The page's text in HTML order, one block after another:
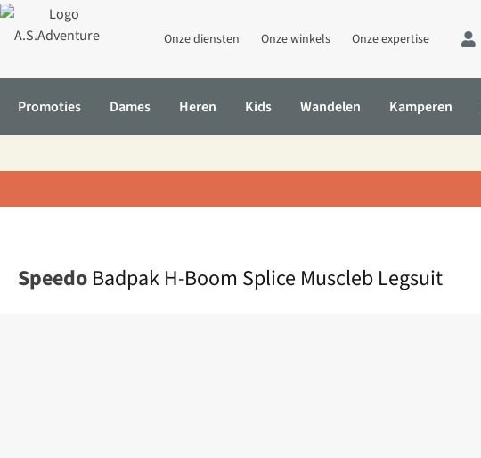
Onze diensten Onze winkels Onze expertise
Promoties Dames Heren Kids Wandelen Kamperen
Speedo Badpak H-Boom Splice Muscleb Legsuit